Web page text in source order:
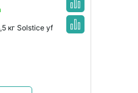
кг Solstice yf